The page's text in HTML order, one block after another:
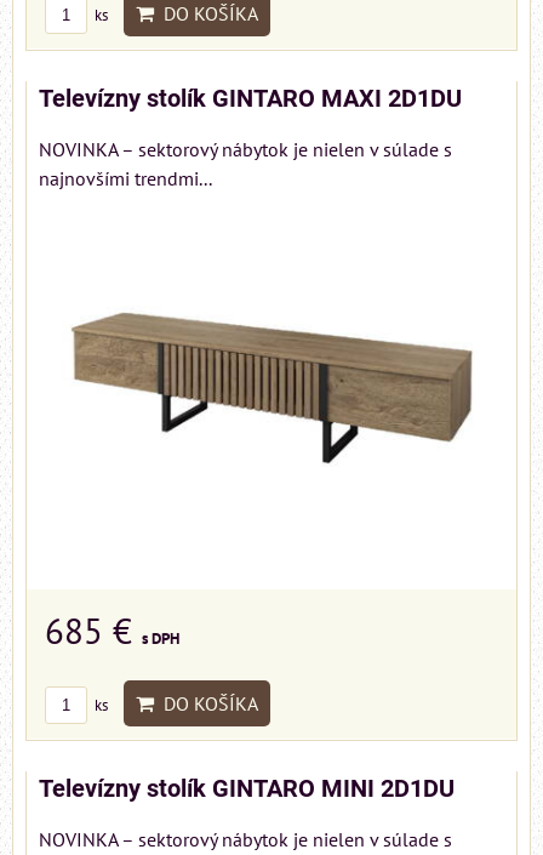
ks DO KOŠÍKA
Televízny stolík GINTARO MAXI 2D1DU
NOVINKA – sektorový nábytok je nielen v súlade s
najnovšími trendmi...
685 € s DPH
ks DO KOŠÍKA
Televízny stolík GINTARO MINI 2D1DU
NOVINKA – sektorový nábytok je nielen v súlade s